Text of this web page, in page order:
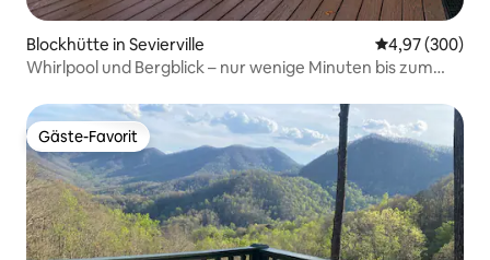
Blockhütte in Sevierville
4,97 (300)
Whirlpool und Bergblick – nur wenige Minuten bis zum
Gäste-Favorit
Gäste-Favorit